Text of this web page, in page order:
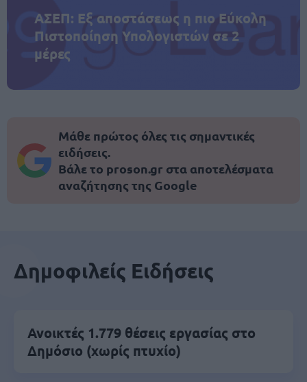
ΑΣΕΠ: Εξ αποστάσεως η πιο Εύκολη
Πιστοποίηση Υπολογιστών σε 2
μέρες
Μάθε πρώτος όλες τις σημαντικές
ειδήσεις.
Βάλε το proson.gr στα αποτελέσματα
αναζήτησης της Google
Δημοφιλείς Ειδήσεις
Ανοικτές 1.779 θέσεις εργασίας στο
Δημόσιο (χωρίς πτυχίο)